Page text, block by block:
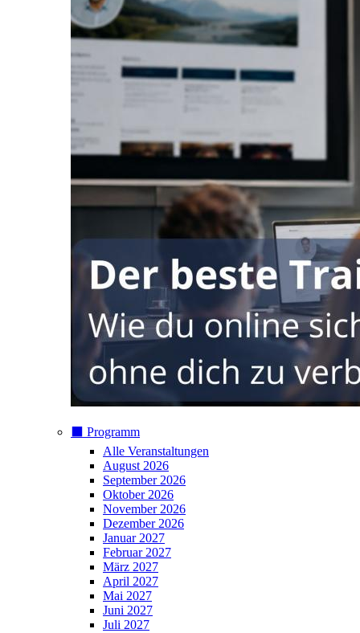
⬛️ Programm
Alle Veranstaltungen
August 2026
September 2026
Oktober 2026
November 2026
Dezember 2026
Januar 2027
Februar 2027
März 2027
April 2027
Mai 2027
Juni 2027
Juli 2027